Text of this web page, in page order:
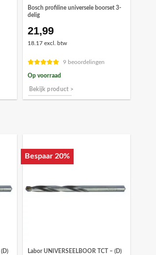
Bosch profiline universele boorset 3-
delig
21,99
18.17 excl. btw
9 beoordelingen
Op voorraad
Bekijk product >
Bespaar 20%
Labor UNIVERSEELBOOR TCT – (D)